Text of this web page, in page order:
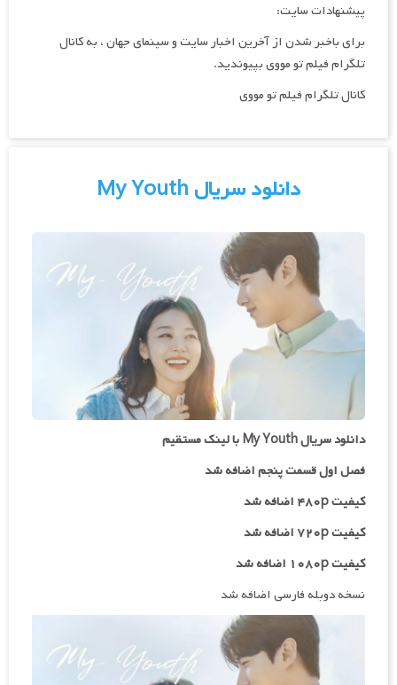
پیشنهادات سایت:
برای باخبر شدن از آخرین اخبار سایت و سینمای جهان ، به کانال
تلگرام فیلم تو مووی بپیوندید.
کانال تلگرام فیلم تو مووی
دانلود سریال My Youth
دانلود سریال My Youth با لینک مستقیم
فصل اول قسمت پنجم اضافه شد
کیفیت ۴۸۰p اضافه شد
کیفیت ۷۲۰p
اضافه شد
کیفیت ۱۰۸۰p اضافه شد
نسخه دوبله فارسی اضافه شد